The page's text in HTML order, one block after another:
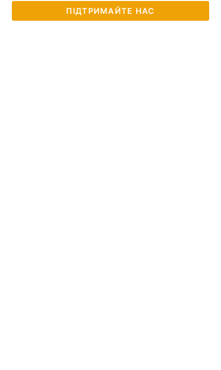
ПІДТРИМАЙТЕ НАС